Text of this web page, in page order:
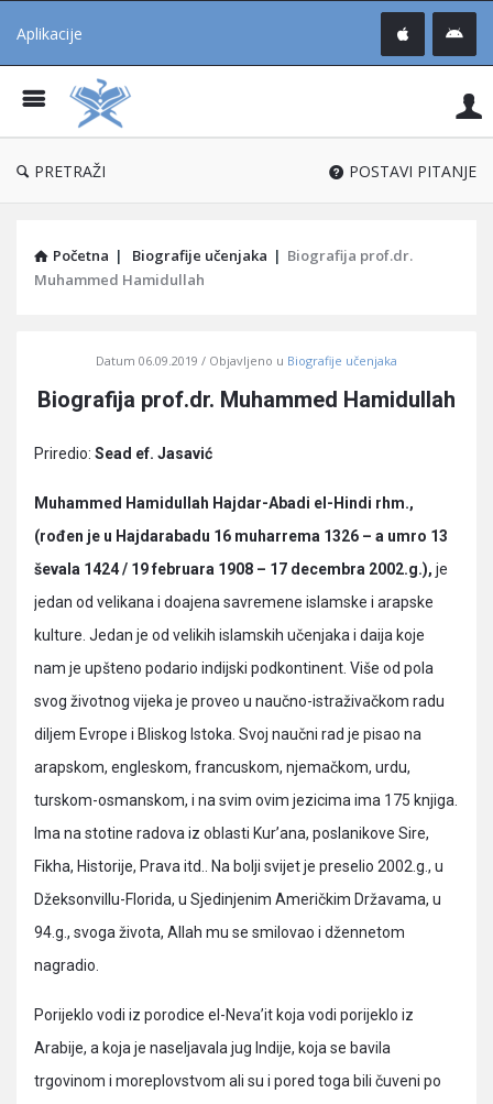
Aplikacije
®
PRETRAŽI POSTAVI PITANJE
Početna | Biografije učenjaka | Biografija prof.dr.
Muhammed Hamidullah
Latest
Datum 06.09.2019 Objavljeno u Biografije učenjaka
Biografija prof.dr. Muhammed Hamidullah
Priredio: Sead ef. Jasavić
Muhammed Hamidullah Hajdar-Abadi el-Hindi rhm.,
(rođen je u Hajdarabadu 16 muharrema 1326 – a umro 13
ševala 1424 / 19 februara 1908 – 17 decembra 2002.g.), je
jedan od velikana i doajena savremene islamske i arapske
kulture. Jedan je od velikih islamskih učenjaka i daija koje
nam je upšteno podario indijski podkontinent. Više od pola
svog životnog vijeka je proveo u naučno-istraživačkom radu
diljem Evrope i Bliskog Istoka. Svoj naučni rad je pisao na
arapskom, engleskom, francuskom, njemačkom, urdu,
turskom-osmanskom, i na svim ovim jezicima ima 175 knjiga.
Ima na stotine radova iz oblasti Kur’ana, poslanikove Sire,
Fikha, Historije, Prava itd.. Na bolji svijet je preselio 2002.g., u
Džeksonvillu-Florida, u Sjedinjenim Američkim Državama, u
94.g., svoga života, Allah mu se smilovao i džennetom
nagradio.
Porijeklo vodi iz porodice el-Neva’it koja vodi porijeklo iz
Arabije, a koja je naseljavala jug Indije, koja se bavila
trgovinom i moreplovstvom ali su i pored toga bili čuveni po